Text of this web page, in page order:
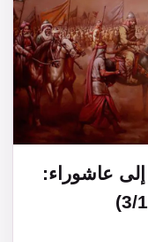
عاشوراء: